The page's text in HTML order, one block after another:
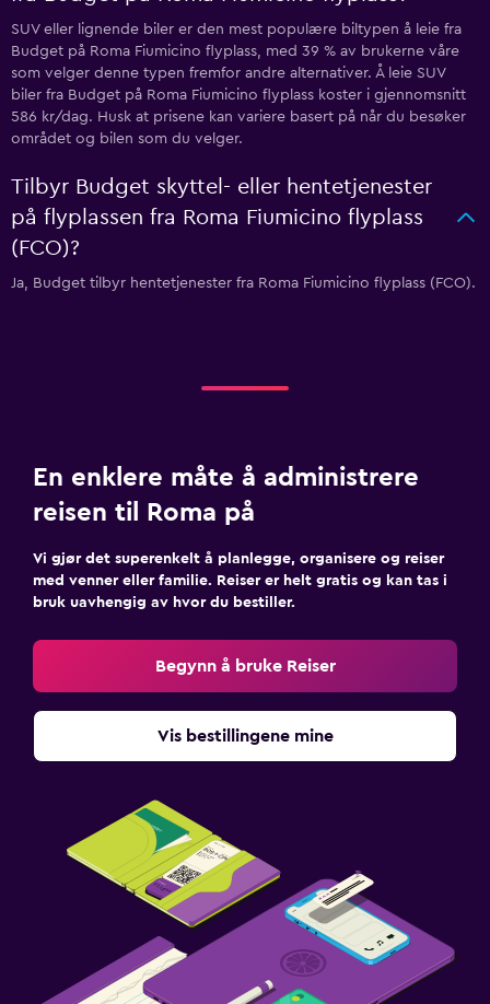
SUV eller lignende biler er den mest populære biltypen å leie fra
Budget på Roma Fiumicino flyplass, med 39 % av brukerne våre
som velger denne typen fremfor andre alternativer. Å leie SUV
biler fra Budget på Roma Fiumicino flyplass koster i gjennomsnitt
586 kr/dag. Husk at prisene kan variere basert på når du besøker
området og bilen som du velger.
Tilbyr Budget skyttel- eller hentetjenester
på flyplassen fra Roma Fiumicino flyplass
(FCO)?
Ja, Budget tilbyr hentetjenester fra Roma Fiumicino flyplass (FCO).
En enklere måte å administrere
reisen til Roma på
Vi gjør det superenkelt å planlegge, organisere og reiser
med venner eller familie. Reiser er helt gratis og kan tas i
bruk uavhengig av hvor du bestiller.
Begynn å bruke Reiser
Vis bestillingene mine